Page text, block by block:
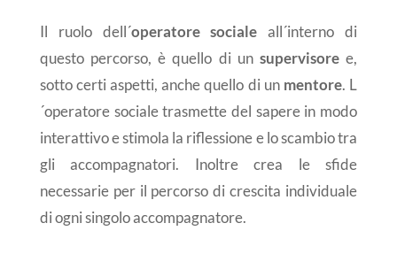
Il ruolo dell´operatore sociale all´interno di
questo percorso, è quello di un supervisore e,
sotto certi aspetti, anche quello di un mentore. L
´operatore sociale trasmette del sapere in modo
interattivo e stimola la riflessione e lo scambio tra
gli accompagnatori. Inoltre crea le sfide
necessarie per il percorso di crescita individuale
di ogni singolo accompagnatore.